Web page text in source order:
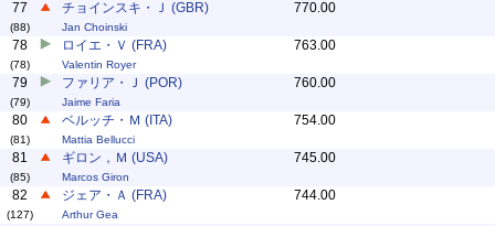
77
(88)
チョインスキ・Ｊ (GBR)
Jan Choinski
770.00
78
(78)
ロイエ・Ｖ (FRA)
Valentin Royer
763.00
79
(79)
ファリア・Ｊ (POR)
Jaime Faria
760.00
80
(81)
ベルッチ・Ｍ (ITA)
Mattia Bellucci
754.00
81
(85)
ギロン，Ｍ (USA)
Marcos Giron
745.00
82
(127)
ジェア・Ａ (FRA)
Arthur Gea
744.00